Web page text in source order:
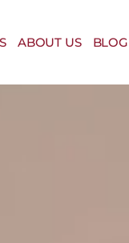
ABOUT US BLOG